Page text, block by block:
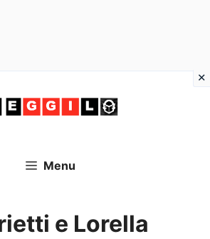
Menu
e Lorella